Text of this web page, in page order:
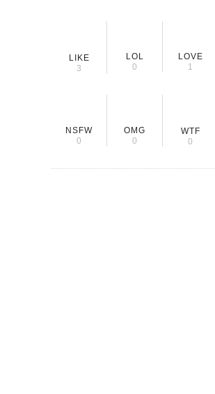
LIKE
3
LOL
0
LOVE
1
NSFW
0
OMG
0
WTF
0